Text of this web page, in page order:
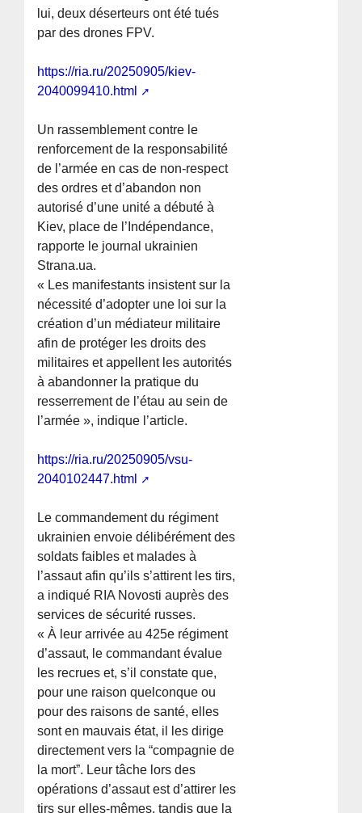
lui, deux déserteurs ont été tués
par des drones FPV.
https://ria.ru/20250905/kiev-
2040099410.html
Un rassemblement contre le
renforcement de la responsabilité
de l’armée en cas de non-respect
des ordres et d’abandon non
autorisé d’une unité a débuté à
Kiev, place de l’Indépendance,
rapporte le journal ukrainien
Strana.ua.
« Les manifestants insistent sur la
nécessité d’adopter une loi sur la
création d’un médiateur militaire
afin de protéger les droits des
militaires et appellent les autorités
à abandonner la pratique du
resserrement de l’étau au sein de
l’armée », indique l’article.
https://ria.ru/20250905/vsu-
2040102447.html
Le commandement du régiment
ukrainien envoie délibérément des
soldats faibles et malades à
l’assaut afin qu’ils s’attirent les tirs,
a indiqué RIA Novosti auprès des
services de sécurité russes.
« À leur arrivée au 425e régiment
d’assaut, le commandant évalue
les recrues et, s’il constate que,
pour une raison quelconque ou
pour des raisons de santé, elles
sont en mauvais état, il les dirige
directement vers la “compagnie de
la mort”. Leur tâche lors des
opérations d’assaut est d’attirer les
tirs sur elles-mêmes, tandis que la